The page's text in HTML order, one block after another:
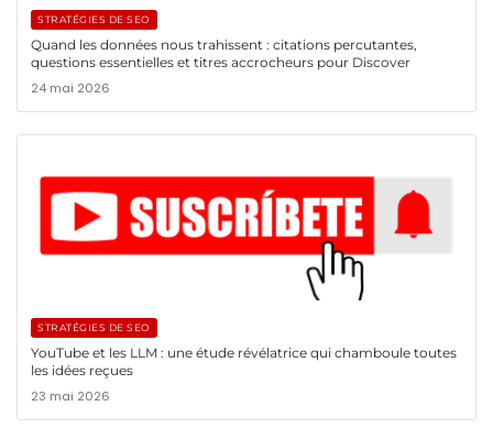
STRATÉGIES DE SEO
Quand les données nous trahissent : citations percutantes,
questions essentielles et titres accrocheurs pour Discover
24 mai 2026
STRATÉGIES DE SEO
YouTube et les LLM : une étude révélatrice qui chamboule toutes
les idées reçues
23 mai 2026